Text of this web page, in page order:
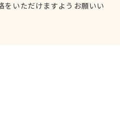
をいただけますようお願いい